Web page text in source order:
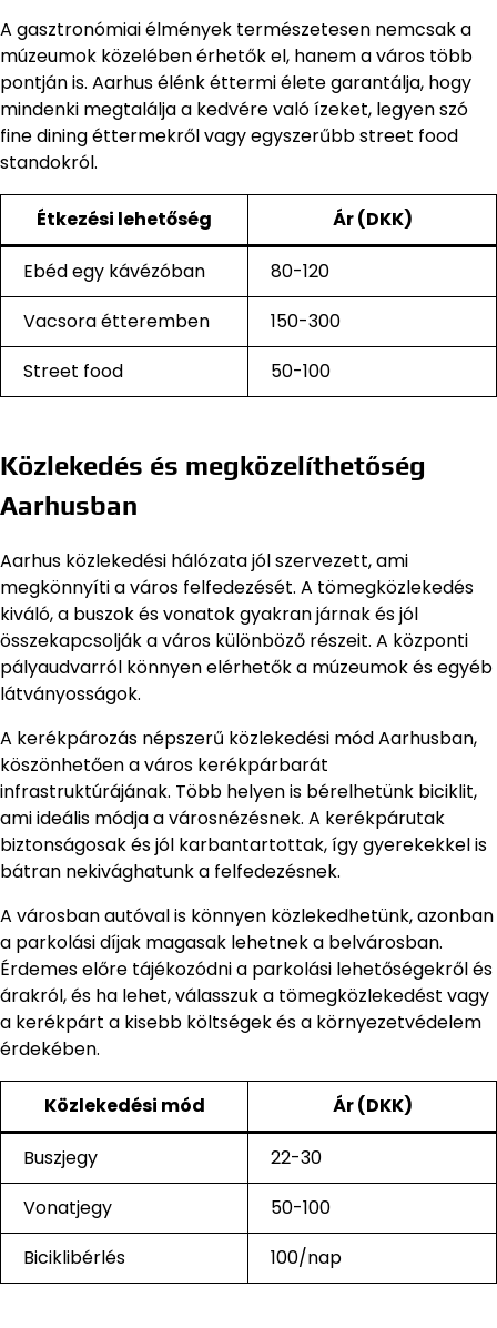
A gasztronómiai élmények természetesen nemcsak a
múzeumok közelében érhetők el, hanem a város több
pontján is. Aarhus élénk éttermi élete garantálja, hogy
mindenki megtalálja a kedvére való ízeket, legyen szó
fine dining éttermekről vagy egyszerűbb street food
standokról.
Étkezési lehetőség Ár (DKK)
Ebéd egy kávézóban
80-120
Vacsora étteremben
150-300
Street food
50-100
Közlekedés és megközelíthetőség
Aarhusban
Aarhus közlekedési hálózata jól szervezett, ami
megkönnyíti a város felfedezését. A tömegközlekedés
kiváló, a buszok és vonatok gyakran járnak és jól
összekapcsolják a város különböző részeit. A központi
pályaudvarról könnyen elérhetők a múzeumok és egyéb
látványosságok.
A kerékpározás népszerű közlekedési mód Aarhusban,
köszönhetően a város kerékpárbarát
infrastruktúrájának. Több helyen is bérelhetünk biciklit,
ami ideális módja a városnézésnek. A kerékpárutak
biztonságosak és jól karbantartottak, így gyerekekkel is
bátran nekivághatunk a felfedezésnek.
A városban autóval is könnyen közlekedhetünk, azonban
a parkolási díjak magasak lehetnek a belvárosban.
Érdemes előre tájékozódni a parkolási lehetőségekről és
árakról, és ha lehet, válasszuk a tömegközlekedést vagy
a kerékpárt a kisebb költségek és a környezetvédelem
érdekében.
Közlekedési mód Ár (DKK)
Buszjegy
22-30
Vonatjegy
50-100
Biciklibérlés
100/nap